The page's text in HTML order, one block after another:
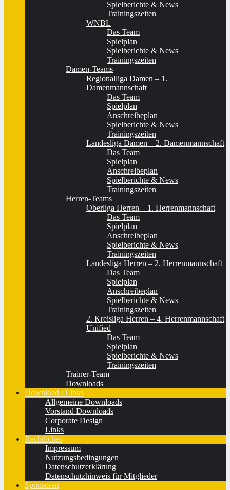
Spielberichte & News
Trainingszeiten
WNBL
Das Team
Spielplan
Spielberichte & News
Trainingszeiten
Damen-Teams
Regionalliga Damen – 1.
Damenmannschaft
Das Team
Spielplan
Anschreibeplan
Spielberichte & News
Trainingszeiten
Landesliga Damen – 2. Damenmannschaft
Das Team
Spielplan
Anschreibeplan
Spielberichte & News
Trainingszeiten
Herren-Teams
Oberliga Herren – 1. Herrenmannschaft
Das Team
Spielplan
Anschreibeplan
Spielberichte & News
Trainingszeiten
Landesliga Herren – 2. Herrenmannschaft
Das Team
Spielplan
Anschreibeplan
Spielberichte & News
Trainingszeiten
2. Kreisliga Herren – 4. Herrenmannschaft
Unified
Das Team
Spielplan
Spielberichte & News
Trainingszeiten
Trainer-Team
Downloads
Download / Links
Allgemeine Downloads
Vorstand Downloads
Corporate Design
Links
Rechtliches
Impressum
Nutzungsbedingungen
Datenschutzerklärung
Datenschutzhinweis für Mitglieder
Sponsoren